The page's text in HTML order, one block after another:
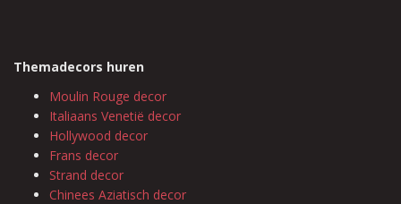
Themadecors huren
Moulin Rouge decor
Italiaans Venetië decor
Hollywood decor
Frans decor
Strand decor
Chinees Aziatisch decor